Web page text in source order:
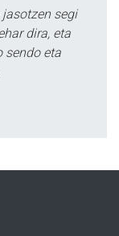
segi
dira, eta
sendo eta